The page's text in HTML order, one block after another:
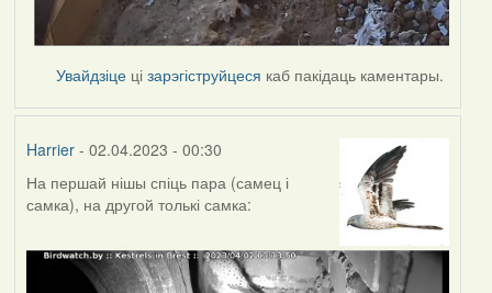
Увайдзіце цізарэгіструйцеся каб пакідаць каментары.
Harrier- 02.04.2023 - 00:30
На першай нішы спіць пара (самец і
самка), на другой толькі самка: